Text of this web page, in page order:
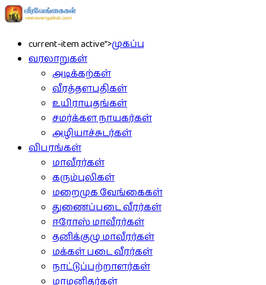
current-item active">முகப்பு
வரலாறுகள்
அடிக்கற்கள்
வீரத்தளபதிகள்
உயிராயுதங்கள்
சமர்க்கள நாயகர்கள்
அழியாச்சுடர்கள்
விபரங்கள்
மாவீரர்கள்
கரும்புலிகள்
மறைமுக வேங்கைகள்
துணைப்படை வீரர்கள்
ஈரோஸ் மாவீரர்கள்
தனிக்குழு மாவீரர்கள்
மக்கள் படை வீரர்கள்
நாட்டுப்பற்றாளர்கள்
மாமனிதர்கள்